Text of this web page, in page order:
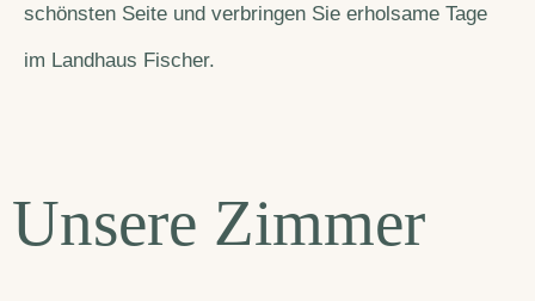
schönsten Seite und verbringen Sie erholsame Tage
im Landhaus Fischer.
Unsere Zimmer